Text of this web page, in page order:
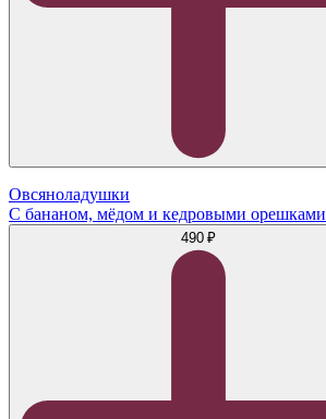
Овсяноладушки
С бананом, мёдом и кедровыми орешками
490 ₽